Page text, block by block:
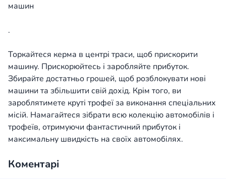
машин
.
Торкайтеся керма в центрі траси, щоб прискорити
машину. Прискорюйтесь і заробляйте прибуток.
Збирайте достатньо грошей, щоб розблокувати нові
машини та збільшити свій дохід. Крім того, ви
зароблятимете круті трофеї за виконання спеціальних
місій. Намагайтеся зібрати всю колекцію автомобілів і
трофеїв, отримуючи фантастичний прибуток і
максимальну швидкість на своїх автомобілях.
Коментарі